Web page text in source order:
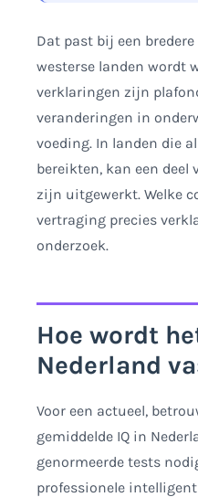
Dat past bij een
westerse landen wordt
verklaringen zijn
veranderingen in
voeding. In landen die
bereikten, kan een
zijn uitgewerkt. Welke
vertraging precies
onderzoek.
Hoe wordt
Nederland
Voor een actueel,
gemiddelde IQ in
genormeerde tests
professionele